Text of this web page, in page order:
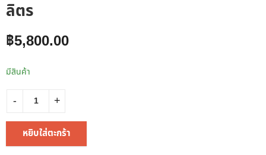
ลิตร
฿5,800.00
มีสินค้า
หยิบใส่ตะกร้า